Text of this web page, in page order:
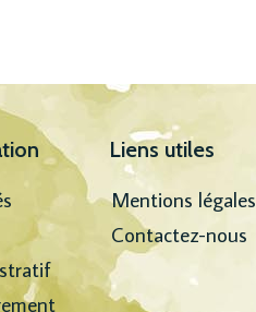
Liens utiles
Mentions légales
Contactez-nous